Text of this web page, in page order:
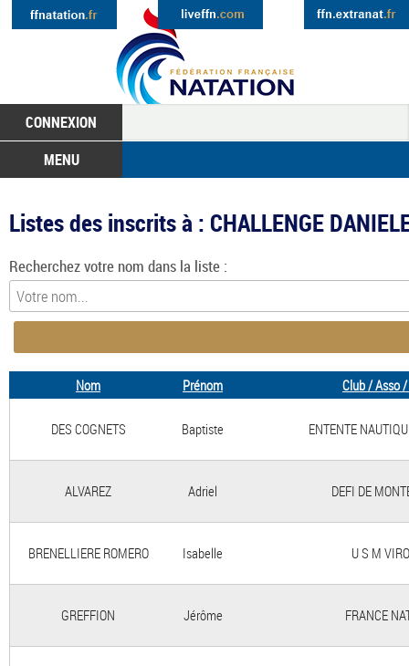
CONNEXION
MENU
Listes des inscrits à : CHALLENGE
Recherchez votre nom dans la liste :
Nom Prénom Club / Asso
DES COGNETS Baptiste ENTENTE
ALVAREZ Adriel DEFI DE
BRENELLIERE ROMERO Isabelle U S M
GREFFION Jérôme FRANCE